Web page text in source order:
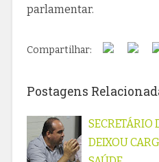
parlamentar.
Compartilhar:
Postagens
SECRETÁRIO
DEIXOU